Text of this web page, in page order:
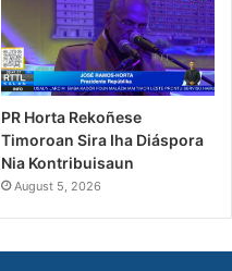
PR Horta Rekoñese
Timoroan Sira Iha Diáspora
Nia Kontribuisaun
August 5, 2026